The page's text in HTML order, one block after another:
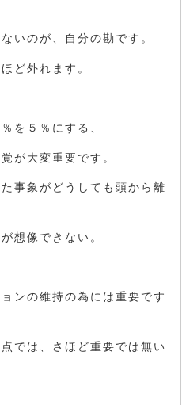
いのが、自分の勘です。
ど外れます。
を５％にする、
が大変重要です。
事象がどうしても頭から離
想像できない。
ンの維持の為には重要です
では、さほど重要では無い